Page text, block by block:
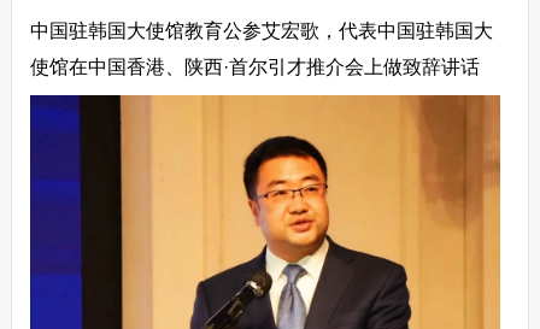
中国驻韩国大使馆教育公参艾宏歌，代表中国驻韩国大
使馆在中国香港、陕西·首尔引才推介会上做致辞讲话